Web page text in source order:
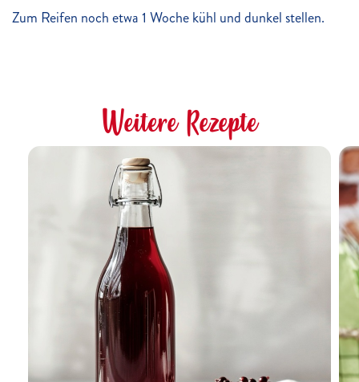
Zum Reifen noch etwa 1 Woche kühl und dunkel stellen.
Weitere Rezepte